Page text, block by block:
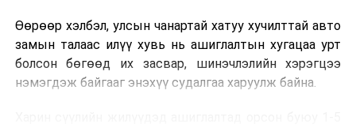
Өөрөөр хэлбэл, улсын чанартай хатуу хучилттай авто
замын талаас илүү хувь нь ашиглалтын хугацаа урт
болсон бөгөөд их засвар, шинэчлэлийн хэрэгцээ
нэмэгдэж байгааг энэхүү судалгаа харуулж байна.